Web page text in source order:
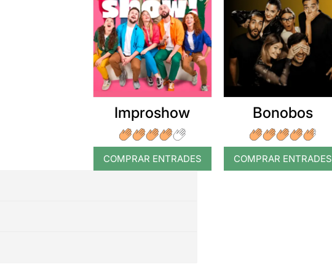
Improshow
COMPRAR ENTRADES
Bonobos
COMPRAR ENTRADES